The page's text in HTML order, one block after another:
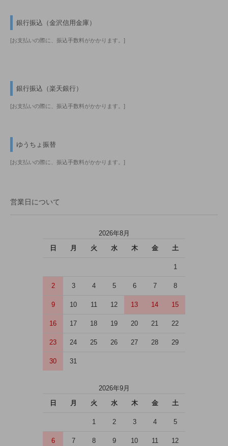
銀行振込（金沢信用金庫）
[お支払いの際に、振込手数料がかかります。]
銀行振込（楽天銀行）
[お支払いの際に、振込手数料がかかります。]
ゆうちょ振替
[お支払いの際に、振込手数料がかかります。]
営業日について
2026年8月
日 月 火 水 木 金 土
1
2 3 4 5 6 7 8
9 10 11 12 13 14 15
16 17 18 19 20 21 22
23 24 25 26 27 28 29
30 31
2026年9月
日 月 火 水 木 金 土
1 2 3 4 5
6 7 8 9 10 11 12